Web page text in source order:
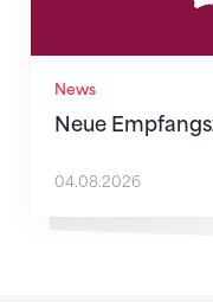
News
Neue
04.08.2026